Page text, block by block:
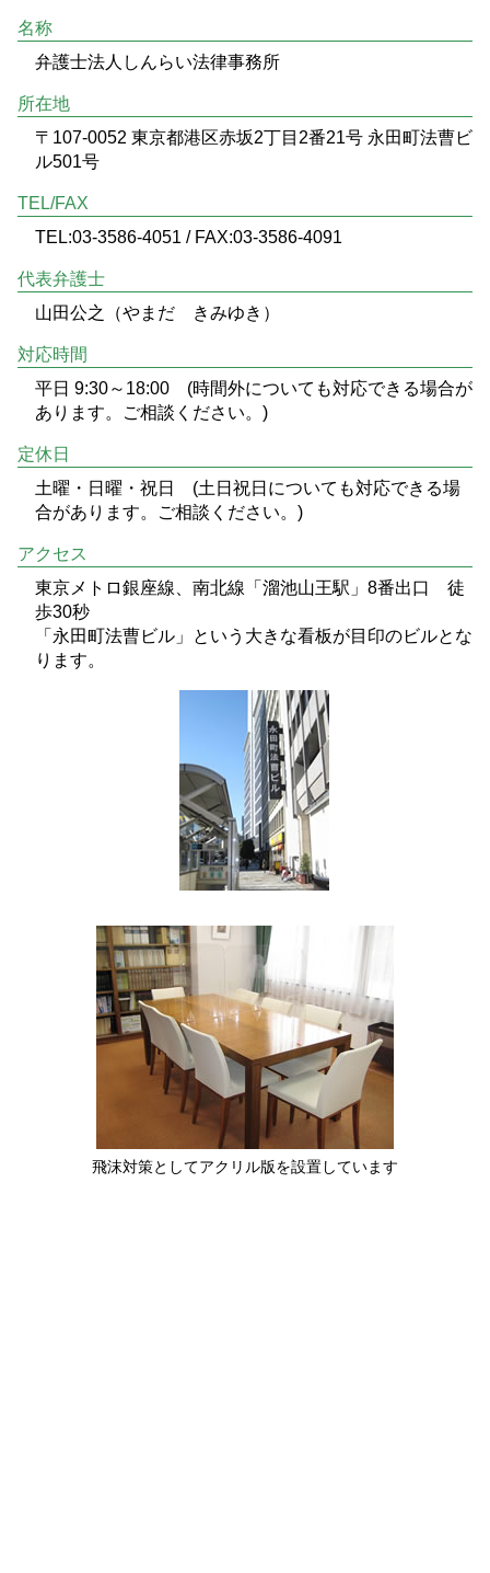
名称
弁護士法人しんらい法律事務所
所在地
〒107-0052 東京都港区赤坂2丁目2番21号 永田町法曹ビ
ル501号
TEL/FAX
TEL:03-3586-4051 / FAX:03-3586-4091
代表弁護士
山田公之（やまだ きみゆき）
対応時間
平日 9:30～18:00 (時間外についても対応できる場合が
あります。ご相談ください。)
定休日
土曜・日曜・祝日 (土日祝日についても対応できる場
合があります。ご相談ください。)
アクセス
東京メトロ銀座線、南北線「溜池山王駅」8番出口 徒
歩30秒
「永田町法曹ビル」という大きな看板が目印のビルとな
ります。
飛沫対策としてアクリル版を設置しています